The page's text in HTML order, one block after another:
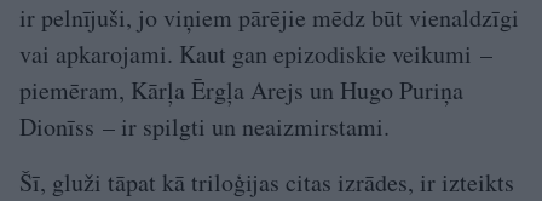
ir pelnījuši, jo viņiem pārējie mēdz būt vienaldzīgi
vai apkarojami. Kaut gan epizodiskie veikumi –
piemēram, Kārļa Ērgļa Arejs un Hugo Puriņa
Dionīss – ir spilgti un neaizmir­stami.
Šī, gluži tāpat kā triloģijas citas izrādes, ir izteikts